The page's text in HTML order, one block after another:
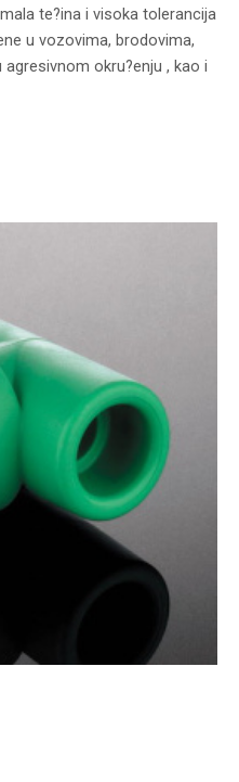
te?ina i visoka tolerancija
u vozovima, brodovima,
okru?enju , kao i